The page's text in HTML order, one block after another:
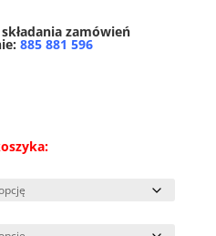
zamówień
885 881 596